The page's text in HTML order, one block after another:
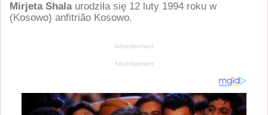
Mirjeta Shalaurodziła się 12 luty 1994 roku w
(Kosowo) anfitrião Kosowo.
Advertisement
Advertisement